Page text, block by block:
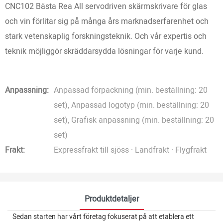
CNC102 Bästa Rea All servodriven skärmskrivare för glas
och vin förlitar sig på många års marknadserfarenhet och
stark vetenskaplig forskningsteknik. Och vår expertis och
teknik möjliggör skräddarsydda lösningar för varje kund.
Anpassning: Anpassad förpackning (min. beställning: 20
set), Anpassad logotyp (min. beställning: 20
set), Grafisk anpassning (min. beställning: 20
set)
Frakt:
Expressfrakt till sjöss · Landfrakt · Flygfrakt
Produktdetaljer
Sedan starten har vårt företag fokuserat på att etablera ett